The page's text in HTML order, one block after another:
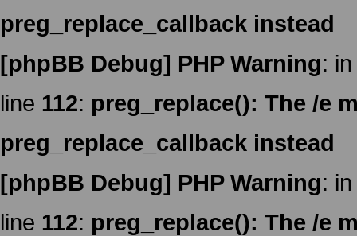
preg_replace_callback instead
[phpBB Debug] PHP Warning:
line 112: preg_replace(): The /e
preg_replace_callback instead
[phpBB Debug] PHP Warning:
line 112: preg_replace(): The /e